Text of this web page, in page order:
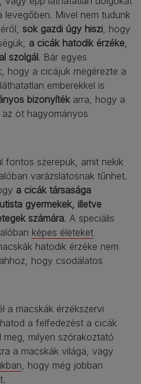
levegőben. Mivel nem tudunk
sok gazdi úgy hiszi , hogy
a cicák hatodik érzéke
szolgál. Bár egyes
hogy a cicájuk megérezte a
emberekkel is
bizonyíték arra, hogy a
öt hagyományos
fontos szerepük, amit nekik
varázslatosnak tűnhet.
a cicák társasága
gyermekek, illetve
számára. A speciális
képes életeket
hatodik érzéke nem
hogy csodálatos
a macskák érzékszervi
a felfedezést a cicák
meg, milyen szórakoztató
a macskák világa, vagy
, hogy még jobban